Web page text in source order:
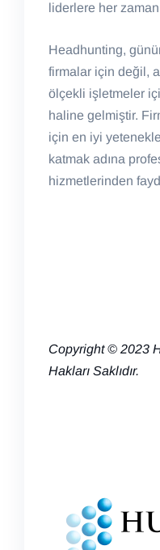
liderlere her zaman
Headhunting,
firmalar için değil,
ölçekli işletmeler
haline gelmiştir.
için en iyi
katmak adına
hizmetlerinden
Copyright © 2023
Hakları Saklıdır.